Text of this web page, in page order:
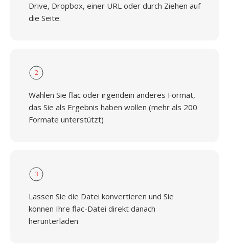
Drive, Dropbox, einer URL oder durch Ziehen auf
die Seite.
2
Wählen Sie flac oder irgendein anderes Format,
das Sie als Ergebnis haben wollen (mehr als 200
Formate unterstützt)
3
Lassen Sie die Datei konvertieren und Sie
können Ihre flac-Datei direkt danach
herunterladen